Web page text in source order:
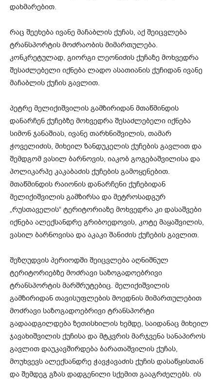
დახმარებით.
რაც შეეხება ივანე მაჩაბლის ქუჩას, აქ შეიცვლება
ტრანსპორტის მოძრაობის მიმართულება.
კონკრეტულად, გიორგი ლეონიძის ქუჩაზე მოხვედრა
შესაძლებელი იქნება ლადო ასათიანის ქუჩიდან ივანე
მაჩაბლის ქუჩის გავლით.
პეტრე მელიქიშვილის გამზირიდან მთაწმინდის
დანარჩენ ქუჩებზე მოხვედრა შესაძლებელი იქნება
სიმონ ჯანაშიას, ივანე თარხნიშვილის, თამარ
ჭოველიძის, მიხეილ ზანდუკელის ქუჩების გავლით და
შემდგომ ვასილ ბარნოვის, იაკობ გოგებაშვილისა და
პოლიკარპე კაკაბაძის ქუჩების გამოყენებით.
მთაწმინდის რაიონის დანარჩენი ქუჩებიდან
მელიქიშვილის გამზირსა და მეტროსადგურ
„რუსთაველის“ ტერიტორიაზე მოხვედრა კი დასაშვები
იქნება ალექსანდრე გრიბოედოვის, კოტე მაყაშვილის,
ვასილ ბარნოვისა და აკაკი შანიძის ქუჩების გავლით.
შეზღუდვის პერიოდში შეიცვლება აღნიშნულ
ტერიტორიებზე მოძრავი საზოგადოებრივი
ტრანსპორტის მარშრუტებიც. მელიქიშვილის
გამზირიდან თავისუფლების მოედნის მიმართულებით
მოძრავი საზოგადოებრივი ტრანსპორტი
გადაადგილდება ზეთისხილის ხემდე, საიდანაც მიხეილ
ჯავახიშვილის ქუჩისა და მტკვრის მარჯვენა სანაპიროს
გავლით დაუკავშირდება ბარათაშვილის ქუჩას,
მოუხვევს ალექსანდრე ჭავჭავაძის ქუჩის დასაწყისთან
და შემდეგ გზას დადგენილი სქემით გააგრძელებს. ის